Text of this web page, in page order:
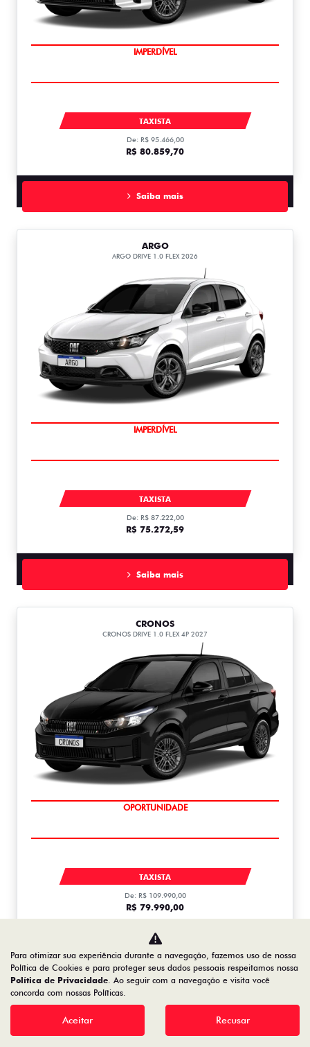
IMPERDÍVEL
TAXISTA
De: R$ 95.466,00
R$ 80.859,70
Saiba mais
ARGO
ARGO DRIVE 1.0 FLEX 2026
IMPERDÍVEL
TAXISTA
De: R$ 87.222,00
R$ 75.272,59
Saiba mais
CRONOS
CRONOS DRIVE 1.0 FLEX 4P 2027
OPORTUNIDADE
TAXISTA
De: R$ 109.990,00
R$ 79.990,00
Saiba mais
Para otimizar sua experiência durante a navegação, fazemos uso de nossa
Política de Cookies e para proteger seus dados pessoais respeitamos nossa
Política de Privacidade. Ao seguir com a navegação e visita você
concorda com nossas Políticas.
Aceitar Recusar